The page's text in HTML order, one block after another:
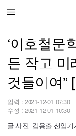
‘이호철문
든 작고 미
것들이여”
입력 : 2021-12-01 07:30
수정 : 2021-12-01 10:30
글·사진=김용출 선임